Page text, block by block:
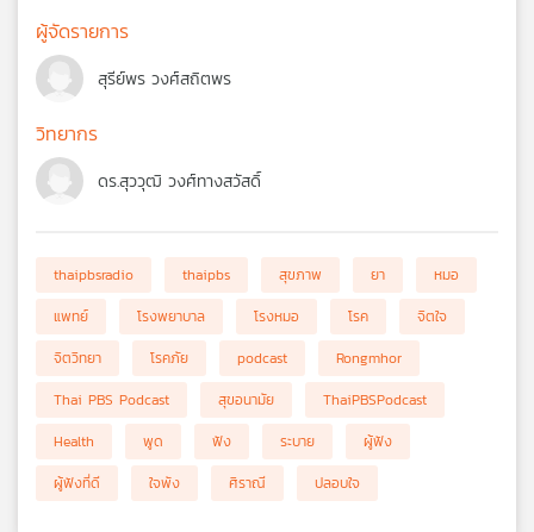
ผู้จัดรายการ
สุรีย์พร วงศ์สถิตพร
วิทยากร
ดร.สุววุฒิ วงศ์ทางสวัสดิ์
thaipbsradio thaipbs สุขภาพ ยา
หมอ
แพทย์
โรงพยาบาล โรงหมอ โรค
จิตใจ
จิตวิทยา
โรคภัย podcast
Rongmhor
Thai PBS Podcast
สุขอนามัย
ThaiPBSPodcast
Health
พูด ฟัง ระบาย
ผู้ฟัง
ผู้ฟังที่ดี
ใจพัง ศิราณี ปลอบใจ